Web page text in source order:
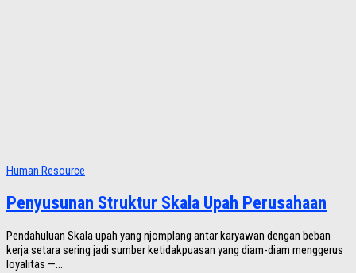
Human Resource
Penyusunan Struktur Skala Upah Perusahaan
Pendahuluan Skala upah yang njomplang antar karyawan dengan beban
kerja setara sering jadi sumber ketidakpuasan yang diam-diam menggerus
loyalitas —...